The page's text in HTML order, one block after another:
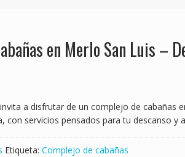
en Merlo San Luis –
a disfrutar de un complejo de cabañas
con servicios pensados para tu descanso y
Etiqueta: Complejo de cabañas